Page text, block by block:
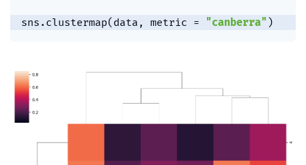
sns . clustermap( data , metric = "canberra" )